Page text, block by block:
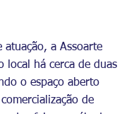
atuação, a Assoarte
local há cerca de duas
o espaço aberto
de